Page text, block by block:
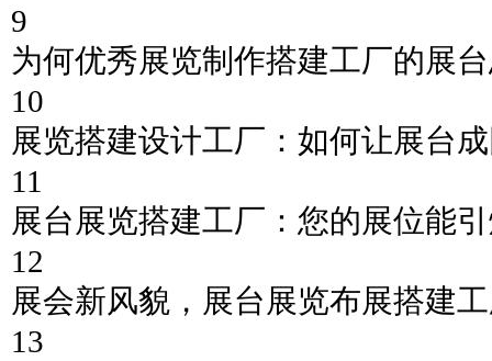
9
为何优秀展览制作搭建工厂的展
10
展览搭建设计工厂：如何让展台
11
展台展览搭建工厂：您的展位能
12
展会新风貌，展台展览布展搭建
13